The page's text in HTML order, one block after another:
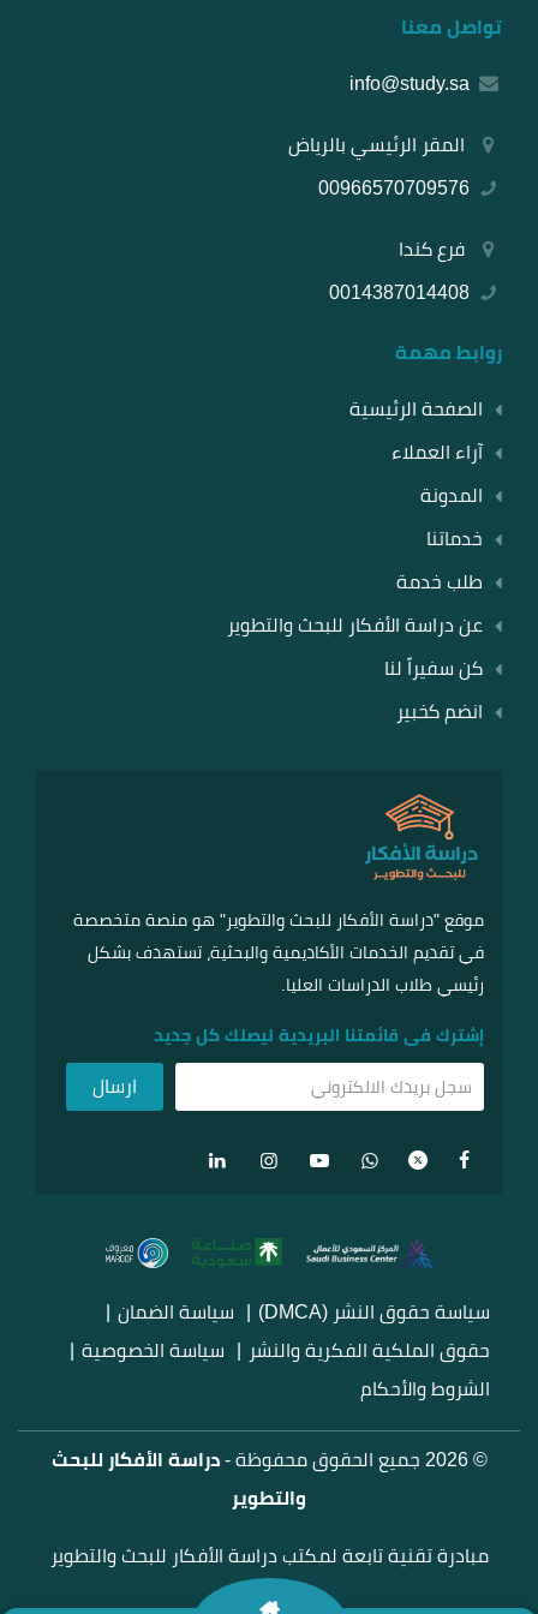
تواصل معنا
info@study.sa
المقر الرئيسي بالرياض
00966570709576
فرع كندا
0014387014408
روابط مهمة
الصفحة الرئيسية
آراء العملاء
المدونة
خدماتنا
طلب خدمة
عن دراسة الأفكار للبحث والتطوير
كن سفيراً لنا
انضم كخبير
موقع "دراسة الأفكار للبحث والتطوير" هو منصة متخصصة
في تقديم الخدمات الأكاديمية والبحثية، تستهدف بشكل
رئيسي طلاب الدراسات العليا.
إشترك فى قائمتنا البريدية ليصلك كل جديد
سياسة حقوق النشر (DMCA)
سياسة الضمان
حقوق الملكية الفكرية والنشر
سياسة الخصوصية
الشروط والأحكام
© 2026 جميع الحقوق محفوظة -
دراسة الأفكار للبحث
والتطوير
مبادرة تقنية تابعة لمكتب دراسة الأفكار للبحث والتطوير